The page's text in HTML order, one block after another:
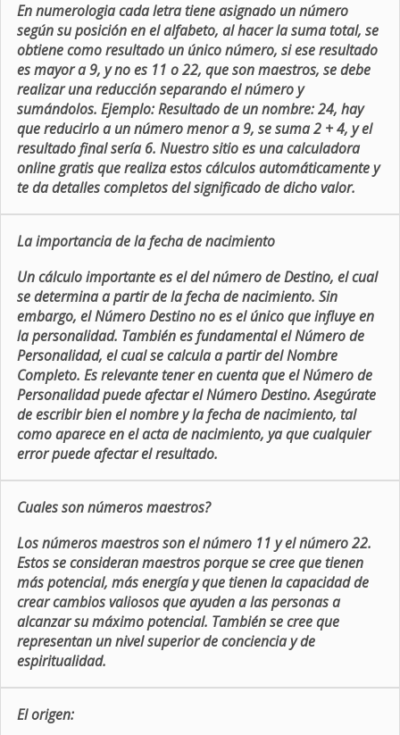
En numerologia cada letra tiene asignado un número
según su posición en el alfabeto, al hacer la suma total, se
obtiene como resultado un único número, si ese resultado
es mayor a 9, y no es 11 o 22, que son maestros, se debe
realizar una reducción separando el número y
sumándolos. Ejemplo: Resultado de un nombre: 24, hay
que reducirlo a un número menor a 9, se suma 2 + 4, y el
resultado final sería 6. Nuestro sitio es una calculadora
online gratis que realiza estos cálculos automáticamente y
te da detalles completos del significado de dicho valor.
La importancia de la fecha de nacimiento
Un cálculo importante es el del número de Destino, el cual
se determina a partir de la fecha de nacimiento. Sin
embargo, el Número Destino no es el único que influye en
la personalidad. También es fundamental el Número de
Personalidad, el cual se calcula a partir del Nombre
Completo. Es relevante tener en cuenta que el Número de
Personalidad puede afectar el Número Destino. Asegúrate
de escribir bien el nombre y la fecha de nacimiento, tal
como aparece en el acta de nacimiento, ya que cualquier
error puede afectar el resultado.
Cuales son números maestros?
Los números maestros son el número 11 y el número 22.
Estos se consideran maestros porque se cree que tienen
más potencial, más energía y que tienen la capacidad de
crear cambios valiosos que ayuden a las personas a
alcanzar su máximo potencial. También se cree que
representan un nivel superior de conciencia y de
espiritualidad.
El origen: